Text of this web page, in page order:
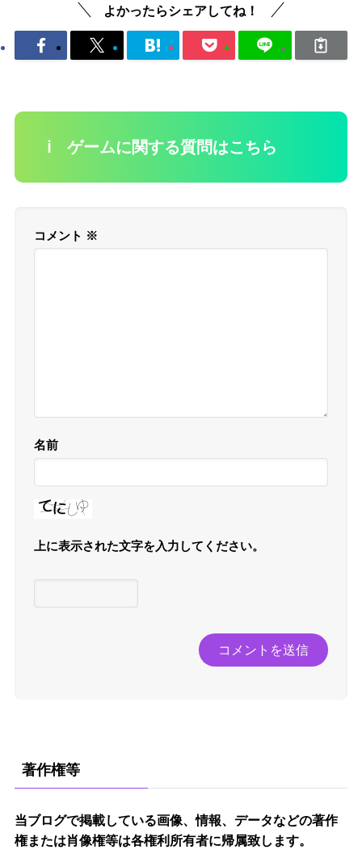
よかったらシェアしてね！
ℹ️ ゲームに関する質問はこちら
コメント ※
名前
上に表示された文字を入力してください。
著作権等
当ブログで掲載している画像、情報、データなどの著作
権または肖像権等は各権利所有者に帰属致します。